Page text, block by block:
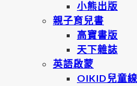
小熊出版
親子育兒書
高寶書版
天下雜誌
英語啟蒙
OIKID兒童